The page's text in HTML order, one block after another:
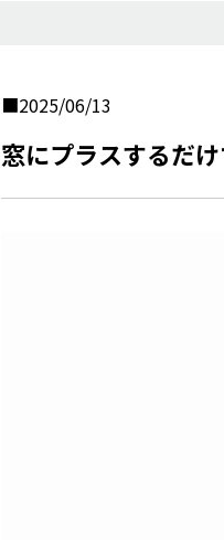
2025/06/13
窓にプラスするだ